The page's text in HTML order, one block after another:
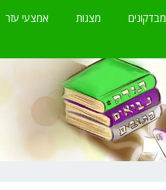
מבדקונים מצגות אמצעי עזר